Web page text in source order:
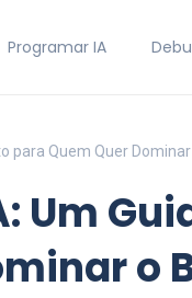
Programar IA
para Quem Quer
Um
o